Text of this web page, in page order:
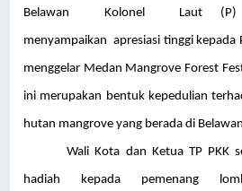
Belawan Kolonel Laut (P)
menyampaikan apresiasi tinggi kepada
menggelar Medan Mangrove Forest
ini merupakan bentuk kepedulian
hutan mangrove yang berada di
Wali Kota dan Ketua TP PKK
hadiah kepada pemenang